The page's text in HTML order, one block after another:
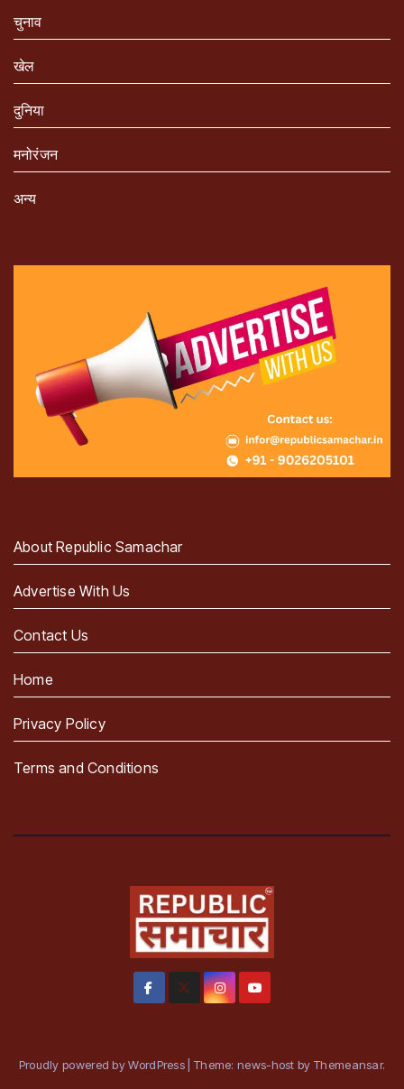
चुनाव
खेल
दुनिया
मनोरंजन
अन्य
About Republic Samachar
Advertise With Us
Contact Us
Home
Privacy Policy
Terms and Conditions
Proudly powered by WordPress Theme: news-host by Themeansar.